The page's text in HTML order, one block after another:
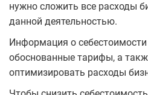
нужно сложить все расходы
данной деятельностью.
Информация о
обоснованные тарифы, а
оптимизировать расходы